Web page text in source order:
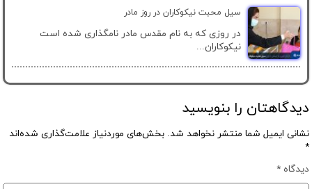
سیل محبت نیکوکاران در روز مادر
در روزی که به نام مقدس مادر نامگذاری شده است
نیکوکاران...
دیدگاهتان را بنویسید
نشانی ایمیل شما منتشر نخواهد شد. بخش‌های موردنیاز علامت‌گذاری شده‌اند
*
دیدگاه*